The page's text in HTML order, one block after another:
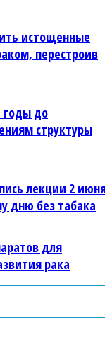
истощенные
перестроив
годы до
структуры
лекции 2
дню без табака
для
рака